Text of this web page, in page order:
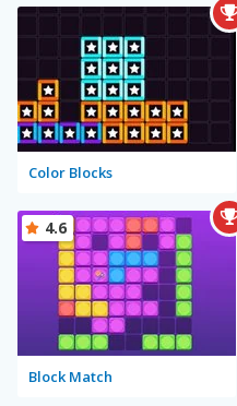
Color Blocks
Block Match
4.6